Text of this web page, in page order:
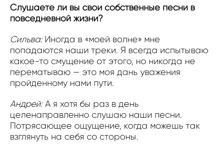
Слушаете ли вы свои собственные песни в
повседневной жизни?
Сильва:Иногда в «моей волне» мне
попадаются наши треки. Я всегда испытываю
какое-то смущение от этого, но никогда не
перематываю — это моя дань уважения
пройденному нами пути.
Андрей:А я хотя бы раз в день
целенаправленно слушаю наши песни.
Потрясающее ощущение, когда можешь так
взглянуть на себя со стороны.